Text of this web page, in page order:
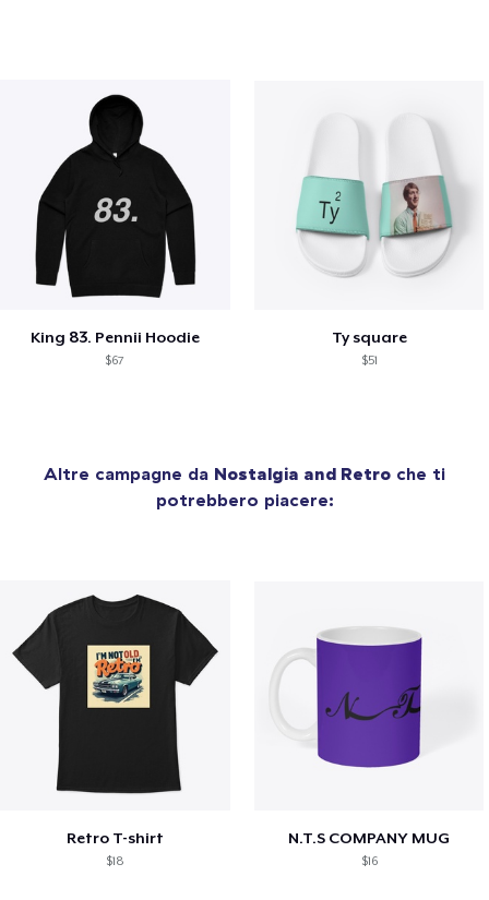
King 83. Pennii Hoodie
$67
Ty square
$51
Altre campagne da Nostalgia and Retro che ti
potrebbero piacere:
Retro T-shirt
$18
N.T.S COMPANY MUG
$16